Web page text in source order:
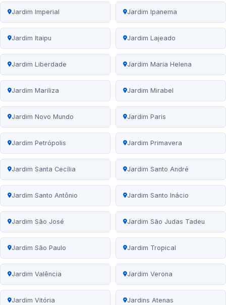
Jardim Imperial Jardim Ipanema
Jardim Itaipu Jardim Lajeado
Jardim Liberdade Jardim Maria Helena
Jardim Mariliza Jardim Mirabel
Jardim Novo Mundo Jardim Paris
Jardim Petrópolis Jardim Primavera
Jardim Santa Cecília Jardim Santo André
Jardim Santo Antônio Jardim Santo Inácio
Jardim São José Jardim São Judas Tadeu
Jardim São Paulo Jardim Tropical
Jardim Valência Jardim Verona
Jardim Vitória Jardins Atenas